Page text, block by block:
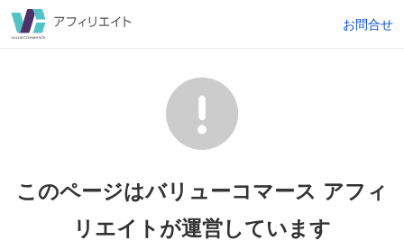
お問合せ
このページはバリューコマース アフィ
リエイトが運営しています